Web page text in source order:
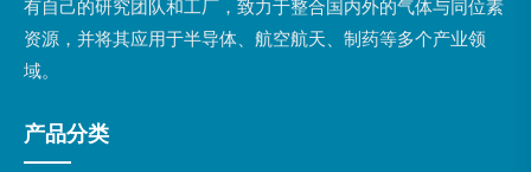
有自己的研究团队和工厂，致力于整合国内外的气体与同位素
资源，并将其应用于半导体、航空航天、制药等多个产业领
域。
产品分类